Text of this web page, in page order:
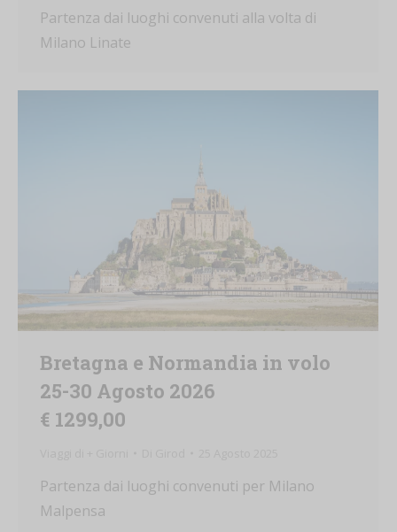
Partenza dai luoghi convenuti alla volta di
Milano Linate
Bretagna e Normandia in volo
25-30 Agosto 2026
€ 1299,00
Partenza dai luoghi convenuti per Milano
Malpensa